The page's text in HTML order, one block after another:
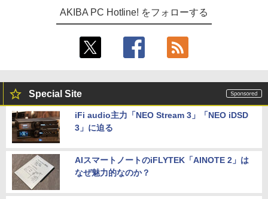
AKIBA PC Hotline! をフォローする
Special Site
iFi audio主力「NEO Stream 3」「NEO iDSD
3」に迫る
AIスマートノートのiFLYTEK「AINOTE 2」は
なぜ魅力的なのか？